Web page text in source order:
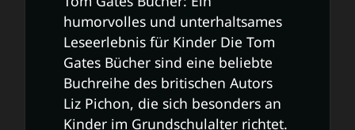
humorvolles und unterhaltsames
Leseerlebnis für Kinder Die Tom
Gates Bücher sind eine beliebte
Buchreihe des britischen Autors
Liz Pichon, die sich besonders an
Kinder im Grundschulalter richtet.